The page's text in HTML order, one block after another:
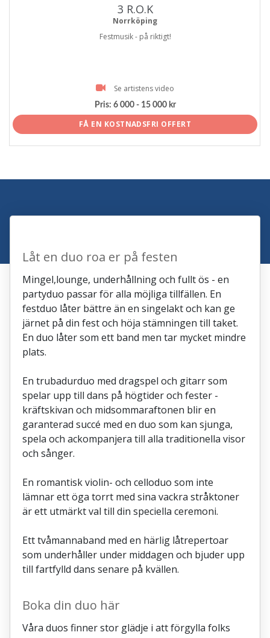
3 R.O.K
Norrköping
Festmusik - på riktigt!
Se artistens video
Pris: 6 000 - 15 000 kr
FÅ EN KOSTNADSFRI OFFERT
Låt en duo roa er på festen
Mingel,lounge, underhållning och fullt ös - en
partyduo passar för alla möjliga tillfällen. En
festduo låter bättre än en singelakt och kan ge
järnet på din fest och höja stämningen till taket.
En duo låter som ett band men tar mycket mindre
plats.
En trubadurduo med dragspel och gitarr som
spelar upp till dans på högtider och fester -
kräftskivan och midsommaraftonen blir en
garanterad succé med en duo som kan sjunga,
spela och ackompanjera till alla traditionella visor
och sånger.
En romantisk violin- och celloduo som inte
lämnar ett öga torrt med sina vackra stråktoner
är ett utmärkt val till din speciella ceremoni.
Ett tvåmannaband med en härlig låtrepertoar
som underhåller under middagen och bjuder upp
till fartfylld dans senare på kvällen.
Boka din duo här
Våra duos finner stor glädje i att förgylla folks